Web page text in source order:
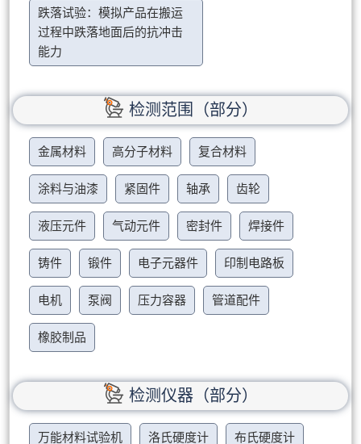
跌落试验：模拟产品在搬运
过程中跌落地面后的抗冲击
能力
检测范围（部分）
金属材料 高分子材料 复合材料
涂料与油漆 紧固件 轴承 齿轮
液压元件 气动元件 密封件 焊接件
铸件 锻件 电子元器件 印制电路板
电机 泵阀 压力容器 管道配件
橡胶制品
检测仪器（部分）
万能材料试验机 洛氏硬度计 布氏硬度计